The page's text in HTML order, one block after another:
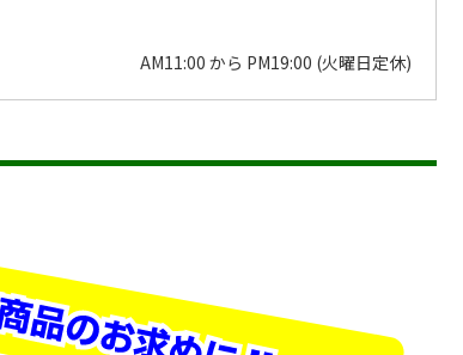
AM11:00 から PM19:00 (火曜日定休)